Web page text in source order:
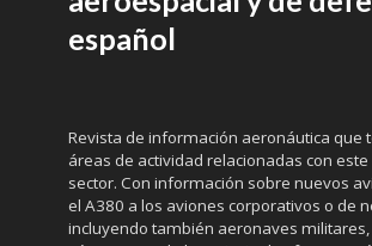
español
Revista de información aeronáutica que
áreas de actividad relacionadas con
sector. Con información sobre nuevos
el A380 a los aviones corporativos o de
incluyendo también aeronaves